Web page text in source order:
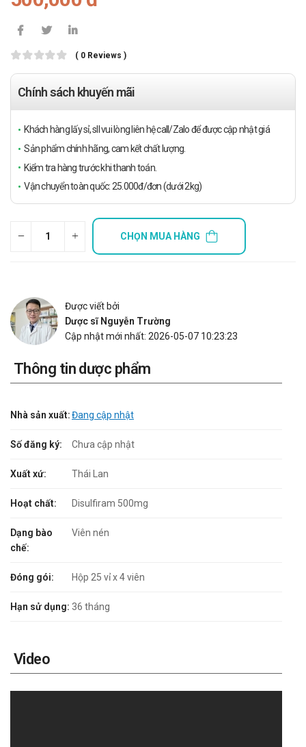
( 0 Reviews )
Chính sách khuyến mãi
Khách hàng lấy sỉ, sll vui lòng liên hệ call/Zalo để được cập nhật giá
Sản phẩm chính hãng, cam kết chất lượng.
Kiểm tra hàng trước khi thanh toán.
Vận chuyển toàn quốc: 25.000đ/đơn (dưới 2kg)
CHỌN MUA HÀNG
Được viết bởi
Dược sĩ Nguyễn Trường
Cập nhật mới nhất: 2026-05-07 10:23:23
Thông tin dược phẩm
Nhà sản xuất:Đang cập nhật
Số đăng ký: Chưa cập nhật
Xuất xứ: Thái Lan
Hoạt chất: Disulfiram 500mg
Dạng bào
chế:
Viên nén
Đóng gói: Hộp 25 vỉ x 4 viên
Hạn sử dụng: 36 tháng
Video